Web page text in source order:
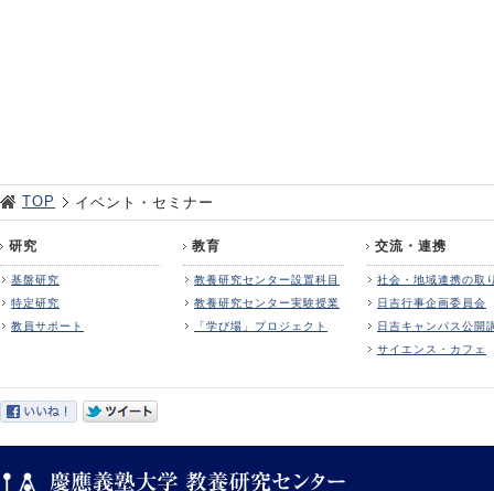
TOP イベント・セミナー
研究
基盤研究
特定研究
教員サポート
教育
教養研究センター設置科目
教養研究センター実験授業
「学び場」プロジェクト
交流・連携
社会・地域連携の取
日吉行事企画委員会
日吉キャンパス公開
サイエンス・カフェ